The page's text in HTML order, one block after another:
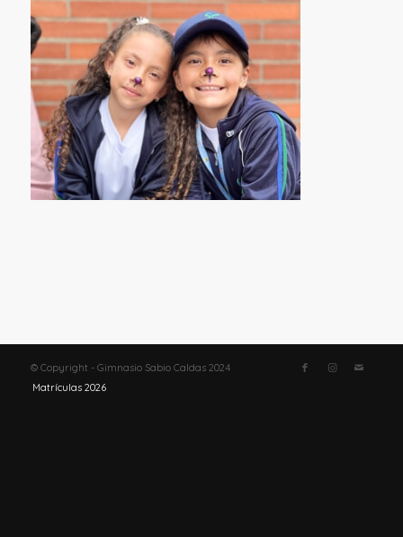
© Copyright - Gimnasio Sabio Caldas 2024
Matrículas 2026